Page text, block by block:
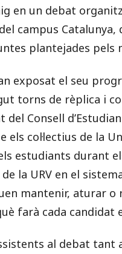
en un debat
campus
plantejades pels
exposat el seu
torns de rèplica i
del Consell
els col·lectius de la
estudiants durant
la URV en el
mantenir, aturar o
farà cada candidat
al debat tant